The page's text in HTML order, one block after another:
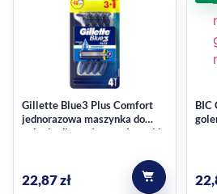
Gillette Blue3 Plus Comfort
jednorazowa maszynka do
golenia dla mężczyzn 4 sztuki
22,87zł
BIC